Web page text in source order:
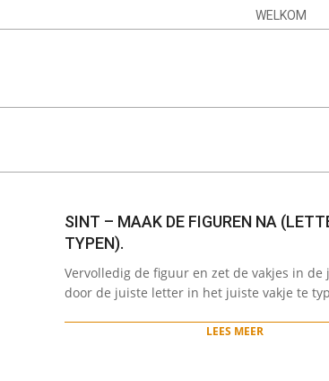
to
Menu
WELKOM
SINT – MAAK DE FIGUREN NA
TYPEN).
11-
20
Vervolledig de figuur en zet de vakjes in de
door de juiste letter in het juiste vakje te
LEES MEER